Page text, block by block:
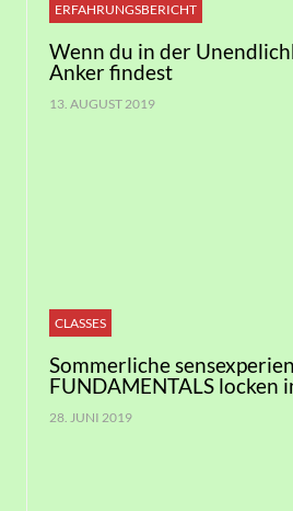
ERFAHRUNGSBERICHT
Wenn du in der
Anker findest
13. AUGUST 2019
CLASSES
Sommerliche
FUNDAMENTALS locken
28. JUNI 2019